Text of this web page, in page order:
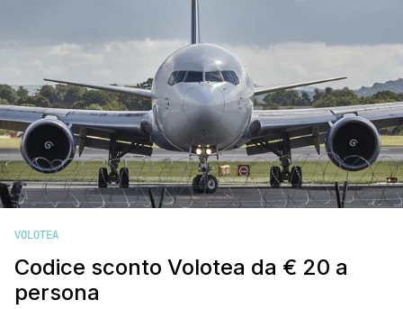
stati messi in promozione anche 50.000 [']
VOLOTEA
Codice sconto Volotea da € 20 a
persona